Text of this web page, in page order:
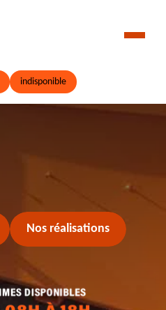
indisponible
Nos réalisations